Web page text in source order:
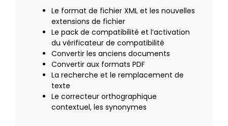
Le format de fichier XML et les nouvelles
extensions de fichier
Le pack de compatibilité et l’activation
du vérificateur de compatibilité
Convertir les anciens documents
Convertir aux formats PDF
La recherche et le remplacement de
texte
Le correcteur orthographique
contextuel, les synonymes